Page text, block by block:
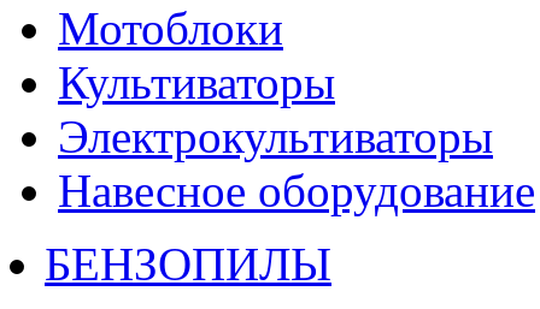
Мотоблоки
Культиваторы
Электрокультиваторы
Навесное оборудование
БЕНЗОПИЛЫ